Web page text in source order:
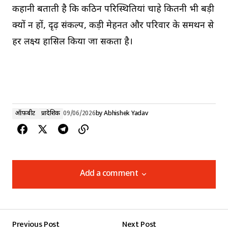
कहानी बताती है कि कठिन परिस्थितियां चाहे कितनी भी बड़ी
क्यों न हों, दृढ़ संकल्प, कड़ी मेहनत और परिवार के समर्थन से
हर लक्ष्य हासिल किया जा सकता है।
ऑफ़बीट प्रादेशिक 09/06/2026byAbhishek Yadav
Add a comment
Add a comment
Previous Post
Next Post